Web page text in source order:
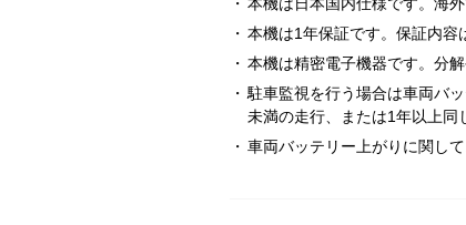
・ 本機は1年保証です。保証内容
・ 本機は精密電子機器です。分
・ 駐車監視を行う場合は車両バ
未満の走行、または1年以上同
・ 車両バッテリー上がりに関し